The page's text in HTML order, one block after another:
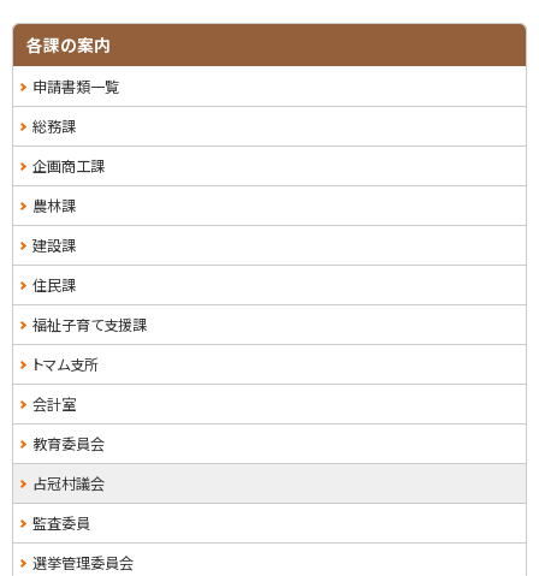
ッ
プ
に
戻
る
サ
イ
ド
・
メ
ニ
ュ
ー
各課の案内
申請書類一覧
総務課
企画商工課
農林課
建設課
住民課
福祉子育て支援課
トマム支所
会計室
教育委員会
占冠村議会
監査委員
選挙管理委員会